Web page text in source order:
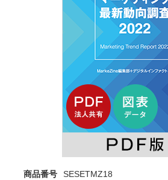
商品番号
SESETMZ18